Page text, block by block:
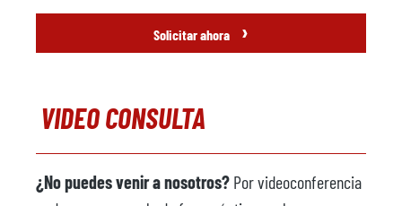
Solicitar ahora ›
VIDEO CONSULTA
¿No puedes venir a nosotros? Por videoconferencia